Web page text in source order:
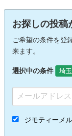
お探しの投稿
ご希望の条件を登
来ます。
選択中の条件 埼
ジモティーメ